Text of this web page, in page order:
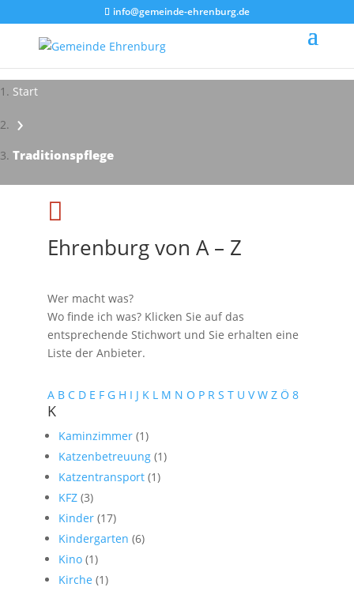
info@gemeinde-ehrenburg.de
Start
›
Traditionspflege
Impressionen - Mareike Kranz

Ehrenburg von A – Z
Wer macht was?
Wo finde ich was? Klicken Sie auf das
entsprechende Stichwort und Sie erhalten eine
Liste der Anbieter.
A B C D E F G H I J K L M N O P R S T U V W Z Ö 8
K
Kaminzimmer (1)
Katzenbetreuung (1)
Katzentransport (1)
KFZ (3)
Kinder (17)
Kindergarten (6)
Kino (1)
Kirche (1)